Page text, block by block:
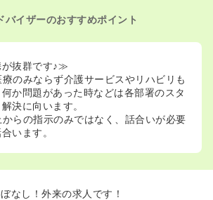
バイザーのおすすめポイント
抜群です♪≫
のみならず介護サービスやリハビリも
か問題があった時などは各部署のスタ
決に向います。
らの指示のみではなく、話合いが必要
います。
なし！外来の求人です！